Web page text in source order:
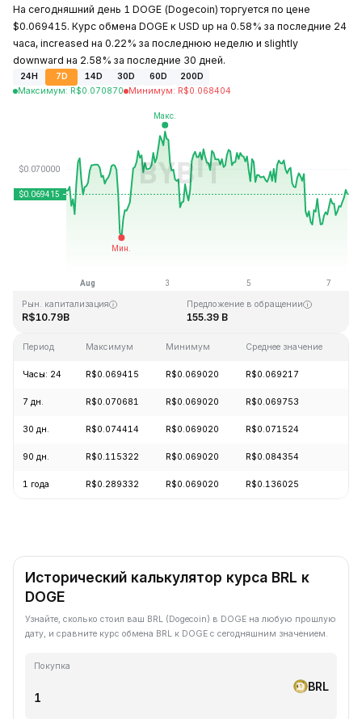
На сегодняшний день 1 DOGE (Dogecoin) торгуется по цене
$0.069415. Курс обмена DOGE к USD up на 0.58% за последние 24
часа, increased на 0.22% за последнюю неделю и slightly
downward на 2.58% за последние 30 дней.
24H 7D 14D 30D 60D
200D
Максимум: R$0.070870 Минимум: R$0.068404
Последнее обновление: 10:57 GMT+0 2026-08-07
R$0.731578 R$0.000087
Рын. капитализация
R$10.79B
Предложение в обращении
155.39 B
Период Максимум Минимум Среднее значение
Часы: 24 R$0.069415 R$0.069020 R$0.069217
7 дн. R$0.070681 R$0.069020 R$0.069753
30 дн. R$0.074414 R$0.069020 R$0.071524
90 дн. R$0.115322 R$0.069020 R$0.084354
1 года R$0.289332 R$0.069020 R$0.136025
Исторический калькулятор курса BRL к
DOGE
Узнайте, сколько стоил ваш BRL (Dogecoin) в DOGE на любую прошлую
дату, и сравните курс обмена BRL к DOGE с сегодняшним значением.
Покупка
BRL